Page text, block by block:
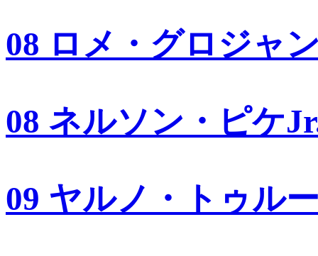
08 ロメ・グロジャ
08 ネルソン・ピケ
09 ヤルノ・トゥル